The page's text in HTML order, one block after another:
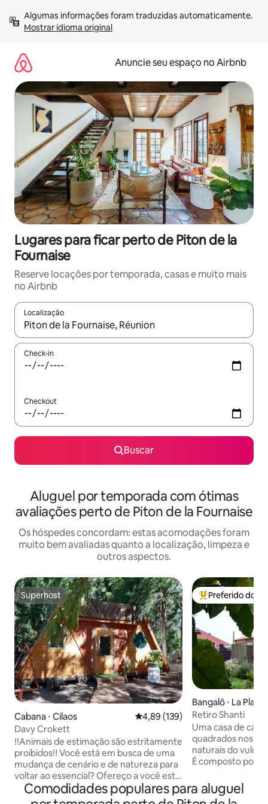
para
Mostrar idioma original
Anuncie seu espaço no Airbnb
Lugares para ficar perto de Piton de la
Fournaise
Reserve locações por temporada, casas e muito mais
no Airbnb
Localização
Quando os resultados estiverem disponíveis, explore-os
Check-in
Checkout
Buscar
Aluguel por temporada com ótimas
avaliações perto de Piton de la Fournaise
Os hóspedes concordam: estas acomodações foram
muito bem avaliadas quanto a localização, limpeza e
outros aspectos.
Superhost
Superhost
Cabana ⋅ Cilaos 4,89 de uma avaliação média de
4,89 (139)
Davy Crokett
‼️Animais de estimação são estritamente
proibidos‼️ Você está em busca de uma
mudança de cenário e de natureza para
voltar ao essencial? Ofereço a você esta
cabana pequena, totalmente equipada e
confortável, no coração de uma floresta
Entre os
Preferido dos
Bangalô ⋅ La
es
Retiro Shanti
Uma casa de
quadrados nos
naturais do
É composto por
sanitários, uma
Sat, Wi-Fi gratuito
Comodidades populares para aluguel